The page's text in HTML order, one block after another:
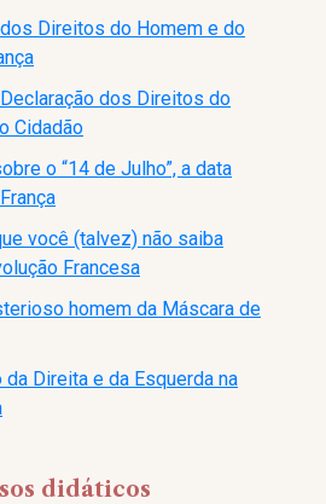
Direitos do Homem e do
dos Direitos do
Cidadão
o “14 de Julho”, a data
você (talvez) não saiba
Francesa
homem da Máscara de
Direita e da Esquerda na
didáticos